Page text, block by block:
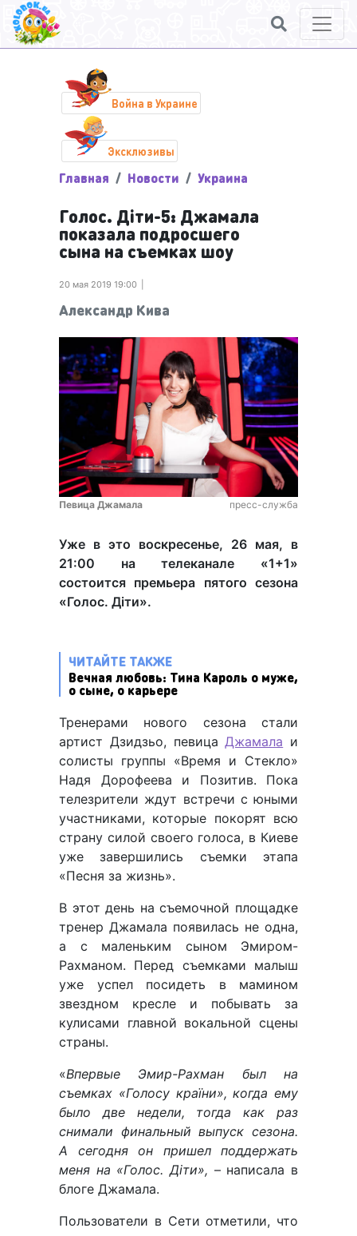
Война в Украине
Эксклюзивы
Главная Новости Украина
Голос. Діти-5: Джамала
показала подросшего
сына на съемках шоу
20 мая 2019 19:00
Александр Кива
Певица Джамала пресс-служба
Уже в это воскресенье, 26 мая, в
21:00 на телеканале «1+1»
состоится премьера пятого сезона
«Голос. Діти».
ЧИТАЙТЕ ТАКЖЕ
Вечная любовь: Тина Кароль о муже,
о сыне, о карьере
Тренерами нового сезона стали
артист Дзидзьо, певицаДжамала и
солисты группы «Время и Стекло»
Надя Дорофеева и Позитив. Пока
телезрители ждут встречи с юными
участниками, которые покорят всю
страну силой своего голоса, в Киеве
уже завершились съемки этапа
«Песня за жизнь».
В этот день на съемочной площадке
тренер Джамала появилась не одна,
а с маленьким сыном Эмиром-
Рахманом. Перед съемками малыш
уже успел посидеть в мамином
звездном кресле и побывать за
кулисами главной вокальной сцены
страны.
«Впервые Эмир-Рахман был на
съемках «Голосу країни», когда ему
было две недели, тогда как раз
снимали финальный выпуск сезона.
А сегодня он пришел поддержать
меня на «Голос. Діти», – написала в
блоге Джамала.
Пользователи в Сети отметили, что